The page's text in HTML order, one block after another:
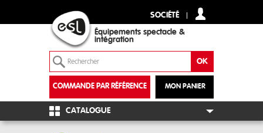
SOCIÉTÉ
Équipements spectacle &
intégration
MON PANIER
COMMANDE PAR RÉFÉRENCE
+
CATALOGUE